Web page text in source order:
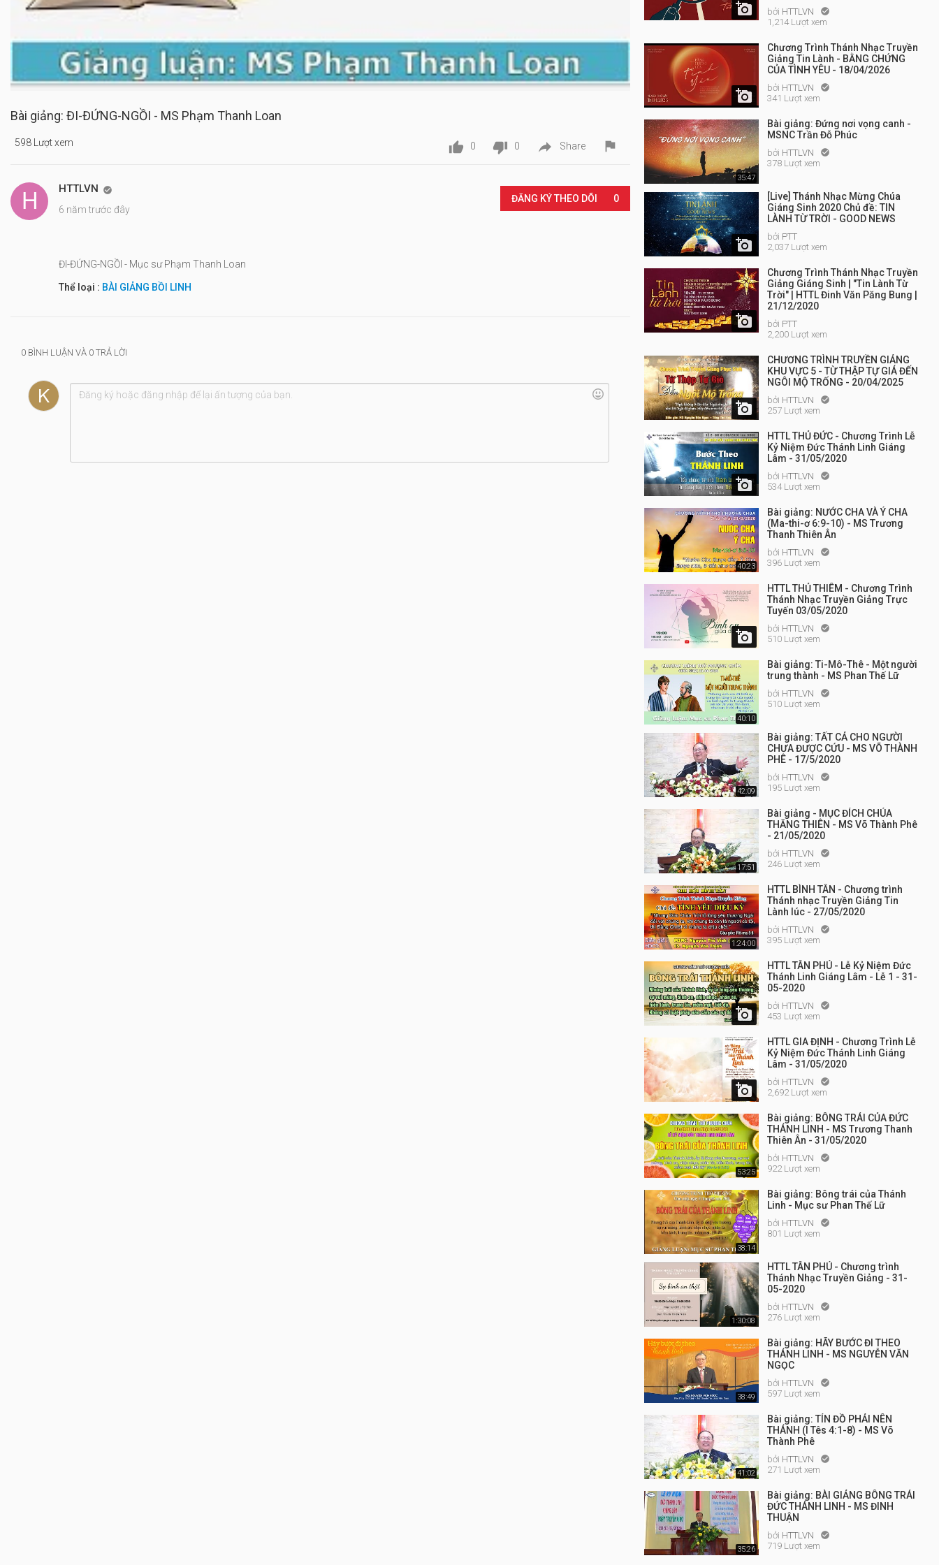
 bởi HTTLVN 
1,214 Lượt xem

Chương Trình Thánh Nhạc Truyền
Giảng Tin Lành - BẰNG CHỨNG
CỦA TÌNH YÊU - 18/04/2026
bởi HTTLVN 
341 Lượt xem
35:47
Bài giảng: Đứng nơi vọng canh -
MSNC Trần Đỗ Phúc
bởi HTTLVN 
378 Lượt xem

[Live] Thánh Nhạc Mừng Chúa
Giáng Sinh 2020 Chủ đề: TIN
LÀNH TỪ TRỜI - GOOD NEWS
bởi PTT
2,037 Lượt xem

Chương Trình Thánh Nhạc Truyền
Giảng Giáng Sinh | "Tin Lành Từ
Trời" | HTTL Đinh Văn Păng Bung |
21/12/2020
bởi PTT
2,200 Lượt xem

CHƯƠNG TRÌNH TRUYỀN GIẢNG
KHU VỰC 5 - TỪ THẬP TỰ GIÁ ĐẾN
NGÔI MỘ TRỐNG - 20/04/2025
bởi HTTLVN 
257 Lượt xem

HTTL THỦ ĐỨC - Chương Trình Lễ
Kỷ Niệm Đức Thánh Linh Giáng
Lâm - 31/05/2020
bởi HTTLVN 
534 Lượt xem
40:23
Bài giảng: NƯỚC CHA VÀ Ý CHA
(Ma-thi-ơ 6:9-10) - MS Trương
Thanh Thiên Ân
bởi HTTLVN 
396 Lượt xem

HTTL THỦ THIÊM - Chương Trình
Thánh Nhạc Truyền Giảng Trực
Tuyến 03/05/2020
bởi HTTLVN 
510 Lượt xem
40:10
Bài giảng: Ti-Mô-Thê - Một người
trung thành - MS Phan Thế Lữ
bởi HTTLVN 
510 Lượt xem
42:09
Bài giảng: TẤT CẢ CHO NGƯỜI
CHƯA ĐƯỢC CỨU - MS VÕ THÀNH
PHÊ - 17/5/2020
bởi HTTLVN 
195 Lượt xem
17:51
Bài giảng - MỤC ĐÍCH CHÚA
THĂNG THIÊN - MS Võ Thành Phê
- 21/05/2020
bởi HTTLVN 
246 Lượt xem
1:24:00
HTTL BÌNH TÂN - Chương trình
Thánh nhạc Truyền Giảng Tin
Lành lúc - 27/05/2020
bởi HTTLVN 
395 Lượt xem

HTTL TÂN PHÚ - Lễ Kỷ Niệm Đức
Thánh Linh Giáng Lâm - Lễ 1 - 31-
05-2020
bởi HTTLVN 
453 Lượt xem

HTTL GIA ĐỊNH - Chương Trình Lễ
Kỷ Niệm Đức Thánh Linh Giáng
Lâm - 31/05/2020
bởi HTTLVN 
2,692 Lượt xem
53:25
Bài giảng: BÔNG TRÁI CỦA ĐỨC
THÁNH LINH - MS Trương Thanh
Thiên Ân - 31/05/2020
bởi HTTLVN 
922 Lượt xem
38:14
Bài giảng: Bông trái của Thánh
Linh - Mục sư Phan Thế Lữ
bởi HTTLVN 
801 Lượt xem
1:30:08
HTTL TÂN PHÚ - Chương trình
Thánh Nhạc Truyền Giảng - 31-
05-2020
bởi HTTLVN 
276 Lượt xem
38:49
Bài giảng: HÃY BƯỚC ĐI THEO
THÁNH LINH - MS NGUYỄN VĂN
NGỌC
bởi HTTLVN 
597 Lượt xem
41:02
Bài giảng: TÍN ĐỒ PHẢI NÊN
THÁNH (I Tês 4:1-8) - MS Võ
Thành Phê
bởi HTTLVN 
271 Lượt xem
35:26
Bài giảng: BÀI GIẢNG BÔNG TRÁI
ĐỨC THÁNH LINH - MS ĐINH
THUẬN
bởi HTTLVN 
719 Lượt xem
Bài giảng: ĐI-ĐỨNG-NGỒI - MS Phạm Thanh Loan
598 Lượt xem  0  0  Share 
HTTLVN 
6 năm trước đây
ĐĂNG KÝ THEO DÕI 0
ĐI-ĐỨNG-NGỒI - Mục sư Phạm Thanh Loan
Thể loại : BÀI GIẢNG BỒI LINH
0 BÌNH LUẬN VÀ 0 TRẢ LỜI